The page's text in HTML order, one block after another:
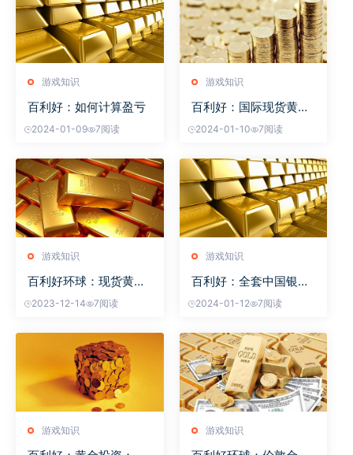
游戏知识
百利好：如何计算盈亏
2024-01-09 7阅读
游戏知识
百利好：国际现货黄金
开
2024-01-10 7阅读
游戏知识
百利好环球：现货黄金
k线
2023-12-14 7阅读
游戏知识
百利好：全套中国银元
有
2024-01-12 7阅读
游戏知识 游戏知识